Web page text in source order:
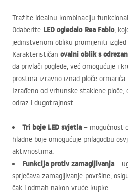
Tražite idealnu kombinaciju
Odaberite LED ogledalo Rea Fabio,
jedinstvenom obliku promijeniti izgled
Karakterističan ovalni oblik s
da privlači poglede, već omogućuje i
prostora izravno iznad ploče
Izrađeno od vrhunske staklene ploče,
odraz i dugotrajnost.
Tri boje LED svjetla – mogućnost
hladne boje omogućuje prilagodbu
aktivnostima.
Funkcija protiv zamagljivanja –
sprječava zamagljivanje površine,
čak i odmah nakon vruće kupke.